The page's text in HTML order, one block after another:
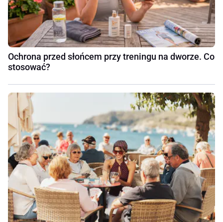
Ochrona przed słońcem przy treningu na dworze. Co
stosować?